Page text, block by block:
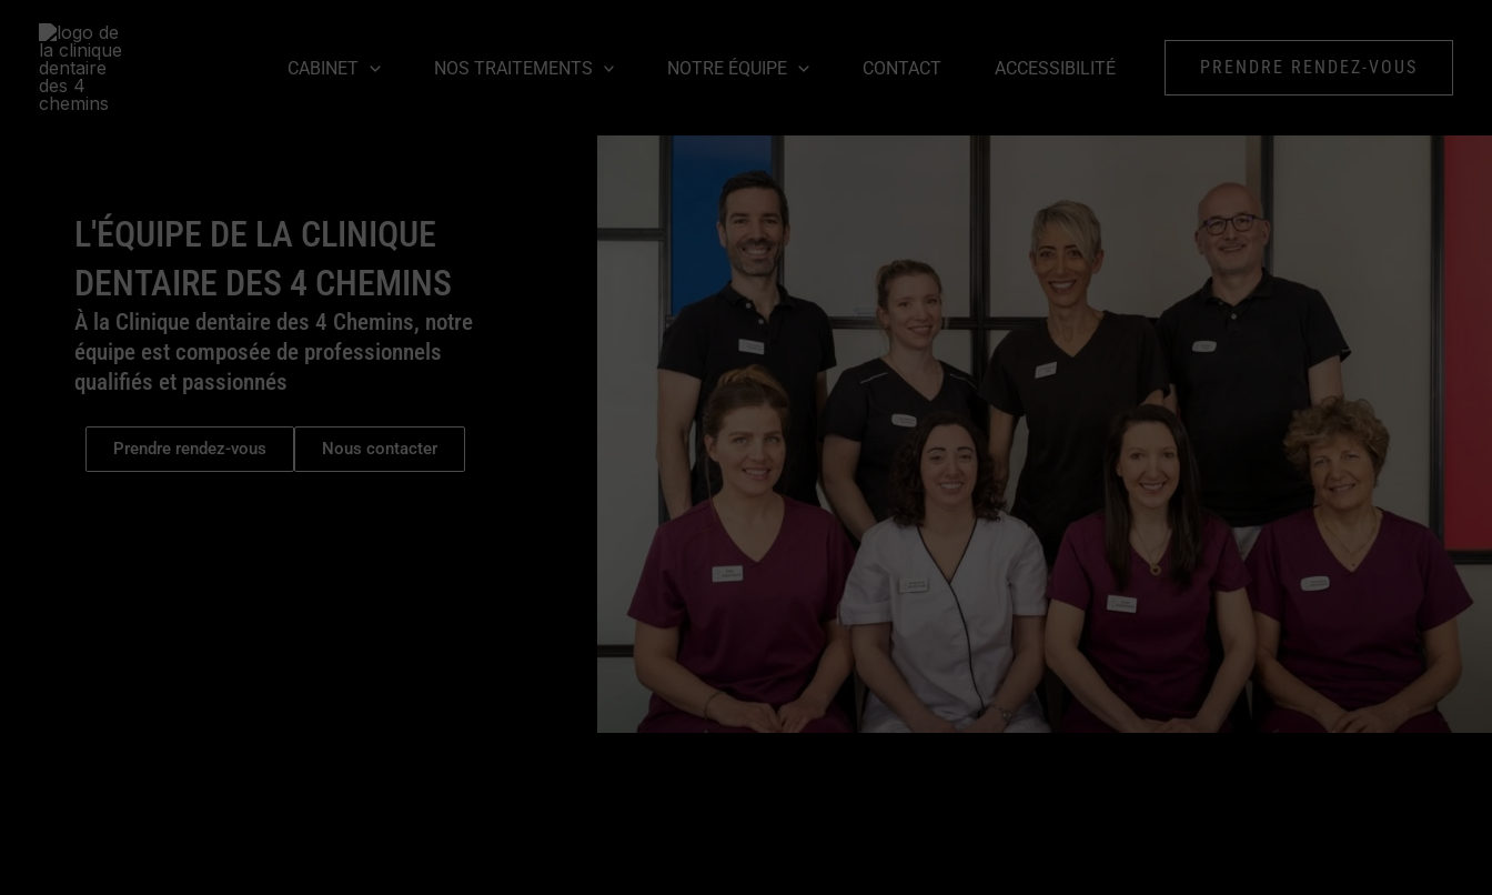
contenu
CABINET NOS TRAITEMENTS NOTRE ÉQUIPE CONTACT ACCESSIBILITÉ PRENDRE RENDEZ-VOUS
L'ÉQUIPE DE LA CLINIQUE
DENTAIRE DES 4 CHEMINS
À la Clinique dentaire des 4 Chemins, notre
équipe est composée de professionnels
qualifiés et passionnés
Prendre rendez-vous Nous contacter